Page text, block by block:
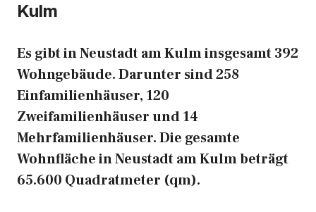
Kulm
Es gibt in Neustadt am Kulm insgesamt 392
Wohngebäude. Darunter sind 258
Einfamilienhäuser, 120
Zweifamilienhäuser und 14
Mehrfamilienhäuser. Die gesamte
Wohnfläche in Neustadt am Kulm beträgt
65.600 Quadratmeter (qm).